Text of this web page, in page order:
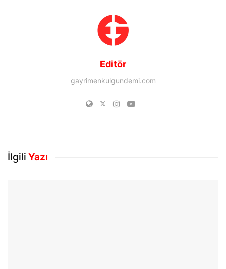
Editör
gayrimenkulgundemi.com
İlgili Yazı